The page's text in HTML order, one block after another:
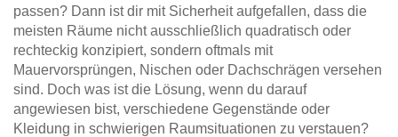
passen? Dann ist dir mit Sicherheit aufgefallen, dass die
meisten Räume nicht ausschließlich quadratisch oder
rechteckig konzipiert, sondern oftmals mit
Mauervorsprüngen, Nischen oder Dachschrägen versehen
sind. Doch was ist die Lösung, wenn du darauf
angewiesen bist, verschiedene Gegenstände oder
Kleidung in schwierigen Raumsituationen zu verstauen?